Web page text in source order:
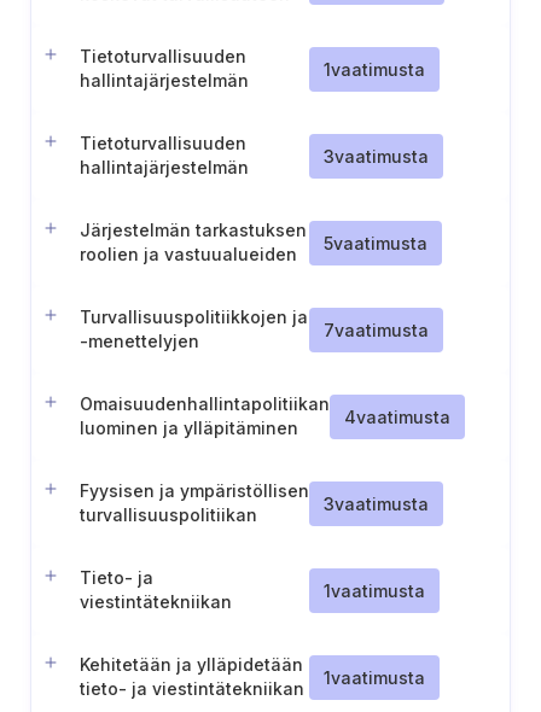
Tietoturvallisuuden
hallintajärjestelmän
1vaatimusta
Tietoturvallisuuden
hallintajärjestelmän
3vaatimusta
Järjestelmän tarkastuksen
roolien ja vastuualueiden
5vaatimusta
Turvallisuuspolitiikkojen ja
-menettelyjen
7vaatimusta
Omaisuudenhallintapolitiikan
luominen ja ylläpitäminen
4vaatimusta
Fyysisen ja ympäristöllisen
turvallisuuspolitiikan
3vaatimusta
Tieto- ja
viestintätekniikan
raportin laatiminen ja
ylläpitäminen
1vaatimusta
Kehitetään ja ylläpidetään
tieto- ja viestintätekniikan
1vaatimusta